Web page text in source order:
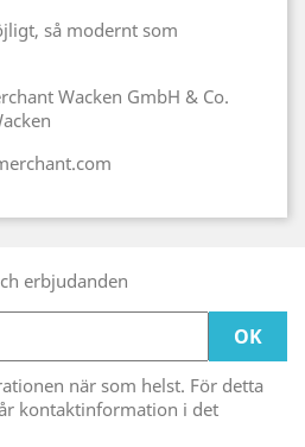
så modernt som
Wacken GmbH & Co.
erbjudanden
när som helst. För detta
kontaktinformation i det